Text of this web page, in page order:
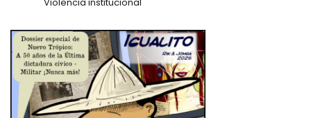
Violencia institucional